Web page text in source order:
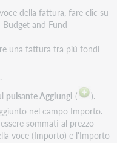
della fattura, fare clic su
Budget and Fund
una fattura tra più fondi
.
pulsante Aggiungi (
).
nel campo Importo.
sommati al prezzo
voce (Importo) e l'Importo